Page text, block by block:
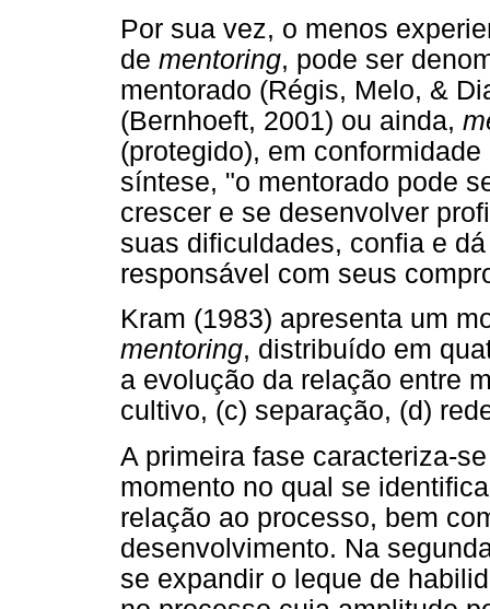
Por sua vez, o menos
de mentoring, pode ser
mentorado (Régis, Melo, &
(Bernhoeft, 2001) ou ainda,
(protegido), em
síntese, "o mentorado pode
crescer e se desenvolver
suas dificuldades, confia e
responsável com seus
Kram (1983) apresenta um
mentoring, distribuído em
a evolução da relação entre
cultivo, (c) separação, (d)
A primeira fase caracteriza-
momento no qual se
relação ao processo, bem
desenvolvimento. Na
se expandir o leque de